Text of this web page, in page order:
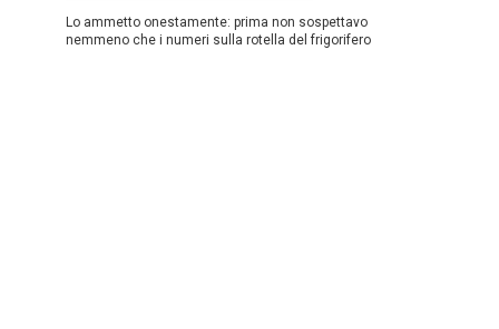
Lo ammetto onestamente: prima non sospettavo
nemmeno che i numeri sulla rotella del frigorifero